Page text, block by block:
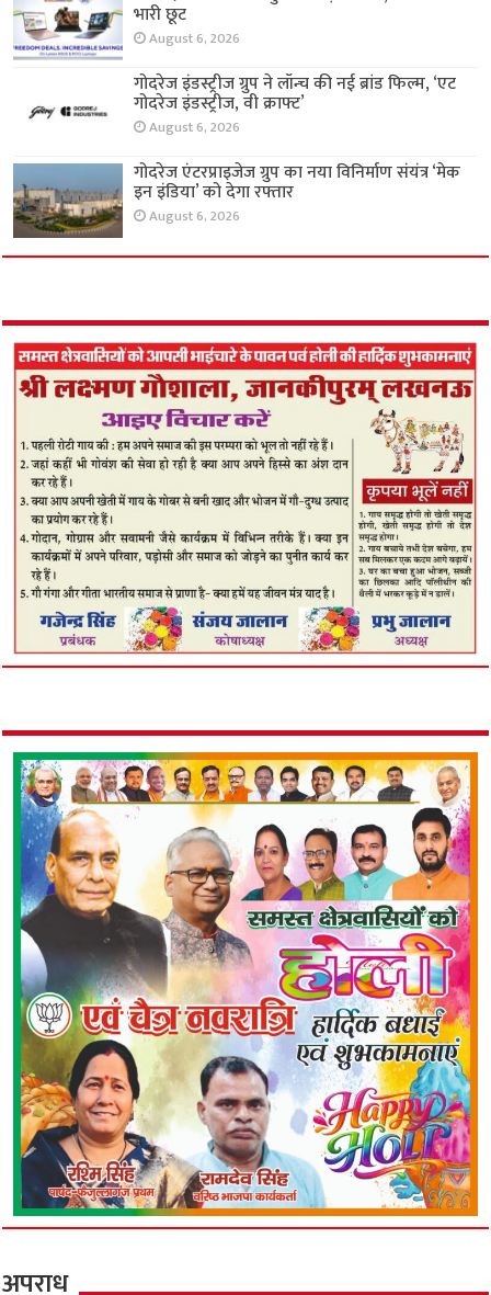
भारी छूट
August 6, 2026
गोदरेज इंडस्ट्रीज ग्रुप ने लॉन्च की नई ब्रांड फिल्म, ‘एट
गोदरेज इंडस्ट्रीज, वी क्राफ्ट’
August 6, 2026
गोदरेज एंटरप्राइजेज ग्रुप का नया विनिर्माण संयंत्र ‘मेक
इन इंडिया’ को देगा रफ्तार
August 6, 2026
अपराध